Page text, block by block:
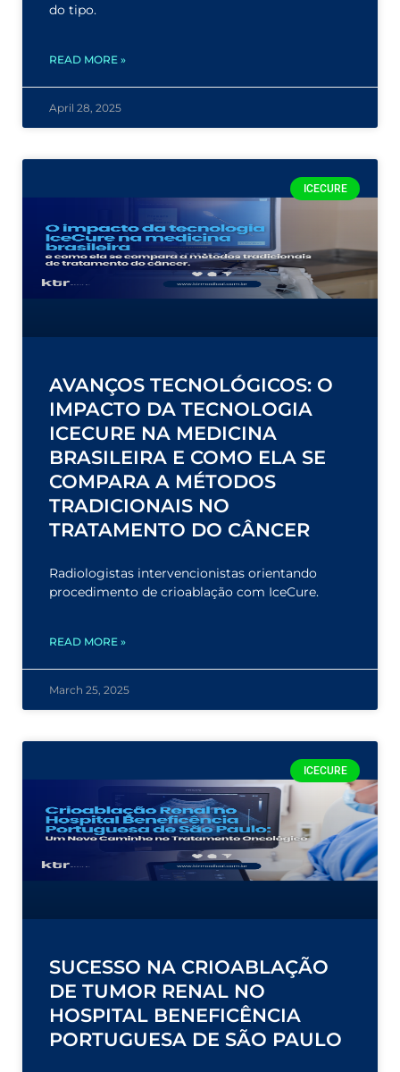
do tipo.
READ MORE »
April 28, 2025
ICECURE
AVANÇOS TECNOLÓGICOS: O
IMPACTO DA TECNOLOGIA
ICECURE NA MEDICINA
BRASILEIRA E COMO ELA SE
COMPARA A MÉTODOS
TRADICIONAIS NO
TRATAMENTO DO CÂNCER
Radiologistas intervencionistas orientando
procedimento de crioablação com IceCure.
READ MORE »
March 25, 2025
ICECURE
SUCESSO NA CRIOABLAÇÃO
DE TUMOR RENAL NO
HOSPITAL BENEFICÊNCIA
PORTUGUESA DE SÃO PAULO